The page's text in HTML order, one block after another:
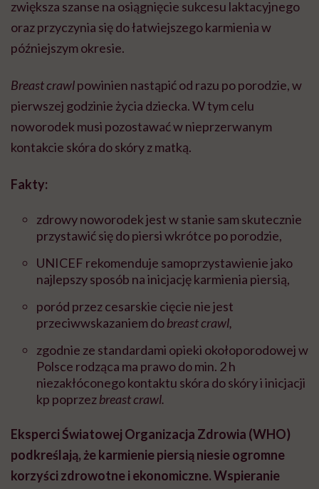
zwiększa szanse na osiągnięcie sukcesu laktacyjnego
oraz przyczynia się do łatwiejszego karmienia w
późniejszym okresie.
Breast crawlpowinien nastąpić od razu po porodzie, w
pierwszej godzinie życia dziecka. W tym celu
noworodek musi pozostawać w nieprzerwanym
kontakcie skóra do skóry z matką.
Fakty:
zdrowy noworodek jest w stanie sam skutecznie
przystawić się do piersi wkrótce po porodzie,
UNICEF rekomenduje samoprzystawienie jako
najlepszy sposób na inicjację karmienia piersią,
poród przez cesarskie cięcie nie jest
przeciwwskazaniem dobreast crawl,
zgodnie ze standardami opieki okołoporodowej w
Polsce rodząca ma prawo do min. 2 h
niezakłóconego kontaktu skóra do skóry i inicjacji
kp poprzezbreast crawl.
Eksperci Światowej Organizacja Zdrowia (WHO)
podkreślają, że karmienie piersią niesie ogromne
korzyści zdrowotne i ekonomiczne. Wspieranie